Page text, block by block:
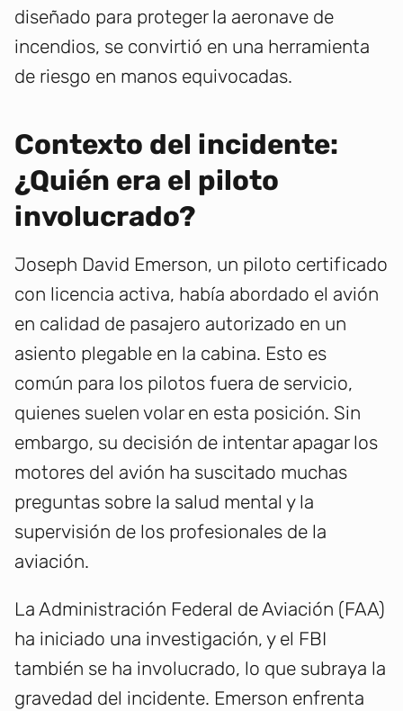
diseñado para proteger la aeronave de
incendios, se convirtió en una herramienta
de riesgo en manos equivocadas.
Contexto del incidente:
¿Quién era el piloto
involucrado?
Joseph David Emerson, un piloto certificado
con licencia activa, había abordado el avión
en calidad de pasajero autorizado en un
asiento plegable en la cabina. Esto es
común para los pilotos fuera de servicio,
quienes suelen volar en esta posición. Sin
embargo, su decisión de intentar apagar los
motores del avión ha suscitado muchas
preguntas sobre la salud mental y la
supervisión de los profesionales de la
aviación.
La Administración Federal de Aviación (FAA)
ha iniciado una investigación, y el FBI
también se ha involucrado, lo que subraya la
gravedad del incidente. Emerson enfrenta